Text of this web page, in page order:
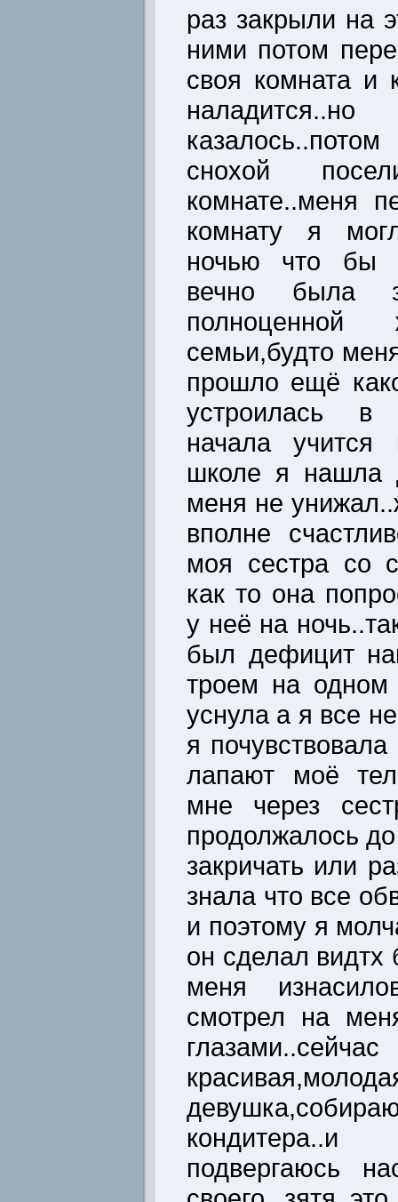
раз закрыли на
ними потом
своя комната и
снохой
комнате..меня
комнату я
ночью что бы
вечно была
полноценной
семьи,будто
прошло ещё
устроилась
начала
школе я нашла
меня не
вполне
моя сестра со
как то она
у неё на
был дефицит
троем на одном
уснула а я все
я
лапают моё
мне через
продолжалось
закричать или
знала что все
и поэтому я
он сделал видтх
меня
смотрел на
подвергаюсь